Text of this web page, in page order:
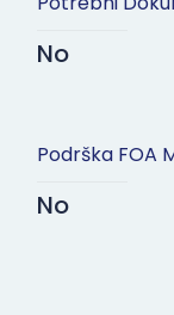
No
Podrška FOA
No